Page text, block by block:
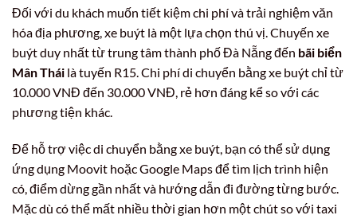
Đối với du khách muốn tiết kiệm chi phí và trải nghiệm văn
hóa địa phương, xe buýt là một lựa chọn thú vị. Chuyến xe
buýt duy nhất từ trung tâm thành phố Đà Nẵng đến bãi biển
Mân Thái là tuyến R15. Chi phí di chuyển bằng xe buýt chỉ từ
10.000 VNĐ đến 30.000 VNĐ, rẻ hơn đáng kể so với các
phương tiện khác.
Để hỗ trợ việc di chuyển bằng xe buýt, bạn có thể sử dụng
ứng dụng Moovit hoặc Google Maps để tìm lịch trình hiện
có, điểm dừng gần nhất và hướng dẫn đi đường từng bước.
Mặc dù có thể mất nhiều thời gian hơn một chút so với taxi